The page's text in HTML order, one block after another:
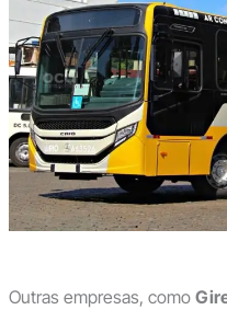
Outras empresas, como